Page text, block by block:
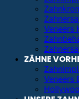
Veneers
ZÄHNE
Veneers